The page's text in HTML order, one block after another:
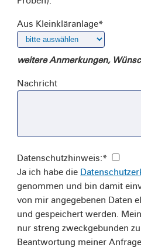
Aus Kleinkläranlage*
weitere Anmerkungen,
Nachricht
Datenschutzhinweis:*
Ja ich habe die
genommen und bin damit
von mir angegebenen Daten
und gespeichert werden.
nur streng zweckgebunden
Beantwortung meiner